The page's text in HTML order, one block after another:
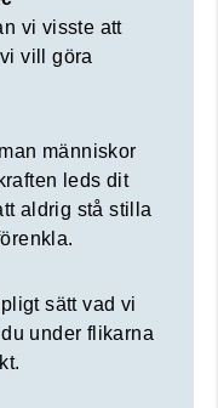
sätt vad vi
under flikarna
vi visste att
vill göra
människor
leds dit
aldrig stå stilla
sätt vad vi
under flikarna